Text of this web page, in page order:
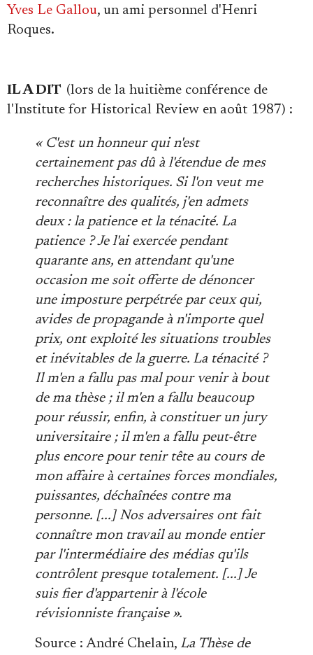
Yves Le Gallou, un ami personnel d'Henri
Roques.
IL A DIT (lors de la huitième conférence de
l'Institute for Historical Review en août 1987) :
« C'est un honneur qui n'est
certainement pas dû à l'étendue de mes
recherches historiques. Si l'on veut me
reconnaître des qualités, j'en admets
deux : la patience et la ténacité. La
patience ? Je l'ai exercée pendant
quarante ans, en attendant qu'une
occasion me soit offerte de dénoncer
une imposture perpétrée par ceux qui,
avides de propagande à n'importe quel
prix, ont exploité les situations troubles
et inévitables de la guerre. La ténacité ?
Il m'en a fallu pas mal pour venir à bout
de ma thèse ; il m'en a fallu beaucoup
pour réussir, enfin, à constituer un jury
universitaire ; il m'en a fallu peut-être
plus encore pour tenir tête au cours de
mon affaire à certaines forces mondiales,
puissantes, déchaînées contre ma
personne. [...] Nos adversaires ont fait
connaître mon travail au monde entier
par l'intermédiaire des médias qu'ils
contrôlent presque totalement. [...] Je
suis fier d'appartenir à l'école
révisionniste française ».
Source : André Chelain, La Thèse de